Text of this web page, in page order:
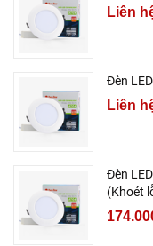
Liên
Đèn
Liên
Đèn
(Khoét